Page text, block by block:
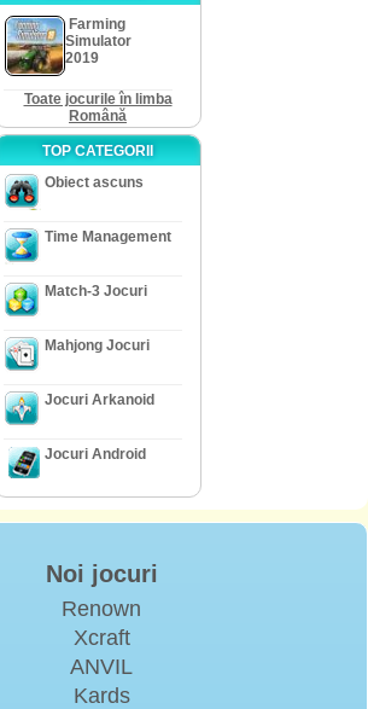
Farming
Simulator
2019
Toate jocurile în limba
Română
TOP CATEGORII
Obiect ascuns
Time Management
Match-3 Jocuri
Mahjong Jocuri
Jocuri Arkanoid
Jocuri Android
Noi jocuri
Renown
Xcraft
ANVIL
Kards